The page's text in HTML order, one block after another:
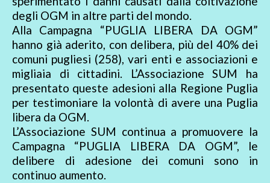
degli OGM in altre parti del mondo.
Alla Campagna “PUGLIA LIBERA DA OGM”
hanno già aderito, con delibera, più del 40% dei
comuni pugliesi (258), vari enti e associazioni e
migliaia di cittadini. L’Associazione SUM ha
presentato queste adesioni alla Regione Puglia
per testimoniare la volontà di avere una Puglia
libera da OGM.
L’Associazione SUM continua a promuovere la
Campagna “PUGLIA LIBERA DA OGM”, le
delibere di adesione dei comuni sono in
continuo aumento.